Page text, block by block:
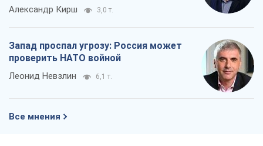
Александр Кирш 3,0 т.
Запад проспал угрозу: Россия может
проверить НАТО войной
Леонид Невзлин 6,1 т.
Все мнения